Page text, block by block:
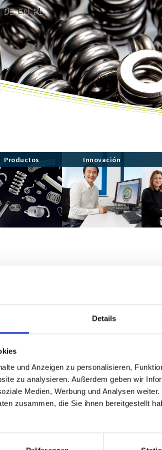
Details
und Anzeigen zu personalisieren,
zu analysieren. Außerdem geben wir
Medien, Werbung und Analysen
zusammen, die Sie ihnen bereitgestellt
DE EN PL
Productos Innovación
y soluciones
calidad gracias a
está estandarizado y conectado en red
cada vez más exigentes, invertimos de